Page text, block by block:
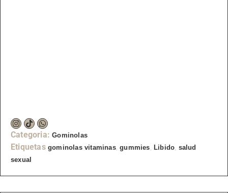
Categoria: Gominolas
Etiquetas gominolas vitaminas,gummies,Libido, salud
sexual